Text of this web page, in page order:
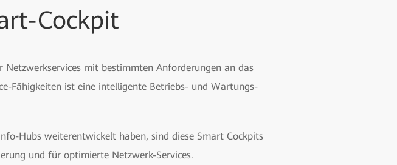
Cockpit
mit bestimmten Anforderungen an das
Fähigkeiten ist eine intelligente Betriebs- und Wartungs-
Hubs weiterentwickelt haben, sind diese Smart Cockpits
und für optimierte Netzwerk-Services.